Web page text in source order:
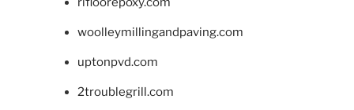
woolleymillingandpaving.com
uptonpvd.com
2troublegrill.com